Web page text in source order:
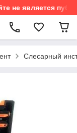
не является
Слесарный